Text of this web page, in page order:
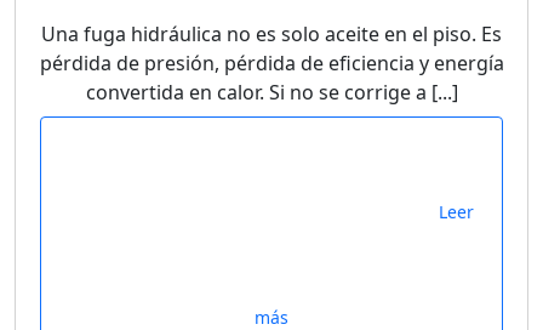
Una fuga hidráulica no es solo aceite en el piso. Es
pérdida de presión, pérdida de eficiencia y energía
convertida en calor. Si no se corrige a [...]
Leer
más